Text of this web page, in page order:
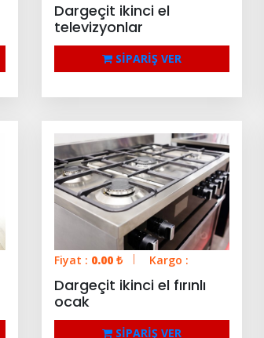
Dargeçit ikinci el
televizyonlar
SİPARİŞ VER
Fiyat : 0.00 ₺ Kargo :
Dargeçit ikinci el fırınlı
ocak
SİPARİŞ VER